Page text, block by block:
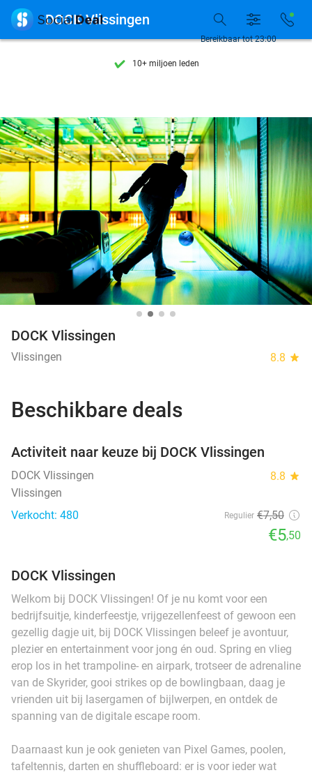
7 dagen per week beschikbaar
10+ miljoen leden
7 dagen per week beschikbaar
10+ miljoen leden
Bereikbaar tot 23:00
 DOCK Vlissingen
DOCK Vlissingen
Vlissingen 8.8 star
Beschikbare deals
Activiteit naar keuze bij DOCK Vlissingen
DOCK Vlissingen 8.8 star
Vlissingen
Verkocht: 480
Regulier €7,50
€5,50
DOCK Vlissingen
Welkom bij DOCK Vlissingen! Of je nu komt voor een
bedrijfsuitje, kinderfeestje, vrijgezellenfeest of gewoon een
gezellig dagje uit, bij DOCK Vlissingen beleef je avontuur,
plezier en entertainment voor jong én oud. Spring en vlieg
erop los in het trampoline- en airpark, trotseer de adrenaline
van de Skyrider, gooi strikes op de bowlingbaan, daag je
vrienden uit bij lasergamen of bijlwerpen, en ontdek de
spanning van de digitale escape room.
Daarnaast kun je ook genieten van Pixel Games, poolen,
tafeltennis, darten en shuffleboard: er is voor ieder wat